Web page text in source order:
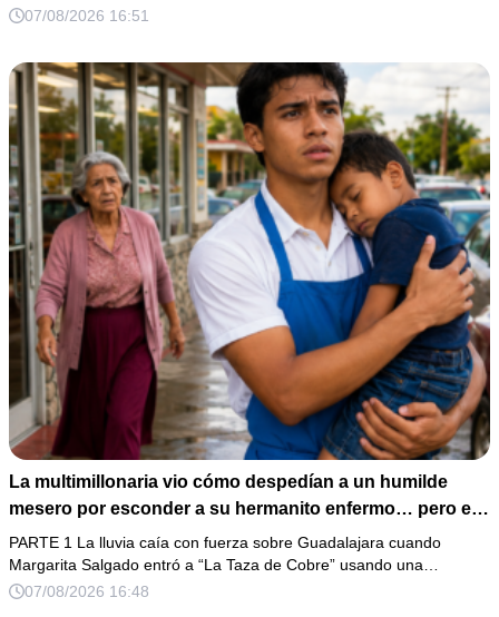
07/08/2026 16:51
La multimillonaria vio cómo despedían a un humilde
mesero por esconder a su hermanito enfermo… pero el
verdadero escándalo estaba a punto de estallar.
PARTE 1 La lluvia caía con fuerza sobre Guadalajara cuando
Margarita Salgado entró a “La Taza de Cobre” usando una…
07/08/2026 16:48